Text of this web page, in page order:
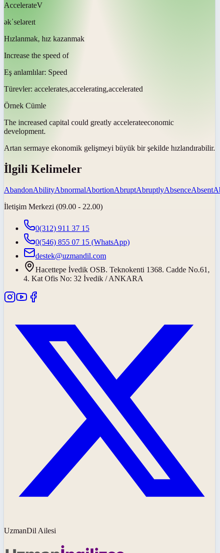
AccelerateV
əkˈseləreɪt
Hızlanmak, hız kazanmak
Increase the speed of
Eş anlamlılar: Speed
Türevler: accelerates,accelerating,accelerated
Örnek Cümle
The increased capital could greatly accelerateeconomic
development.
Artan sermaye ekonomik gelişmeyi büyük bir şekilde hızlandırabilir.
İlgili Kelimeler
AbandonAbilityAbnormalAbortionAbruptAbruptlyAbsenceAbsent
İletişim Merkezi (09.00 - 22.00)
0(312) 911 37 15
0(546) 855 07 15 (WhatsApp)
destek@uzmandil.com
Hacettepe İvedik OSB. Teknokenti 1368. Cadde No.61,
4. Kat Ofis No: 32 İvedik / ANKARA
UzmanDil Ailesi